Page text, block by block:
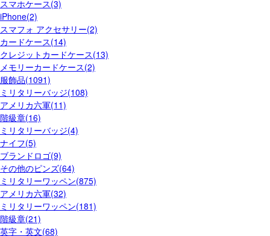
スマホケース(3)
iPhone(2)
スマフォ アクセサリー(2)
カードケース(14)
クレジットカードケース(13)
メモリーカードケース(2)
服飾品(1091)
ミリタリーバッジ(108)
アメリカ六軍(11)
階級章(16)
ミリタリーバッジ(4)
ナイフ(5)
ブランドロゴ(9)
その他のピンズ(64)
ミリタリーワッペン(875)
アメリカ六軍(32)
ミリタリーワッペン(181)
階級章(21)
英字・英文(68)